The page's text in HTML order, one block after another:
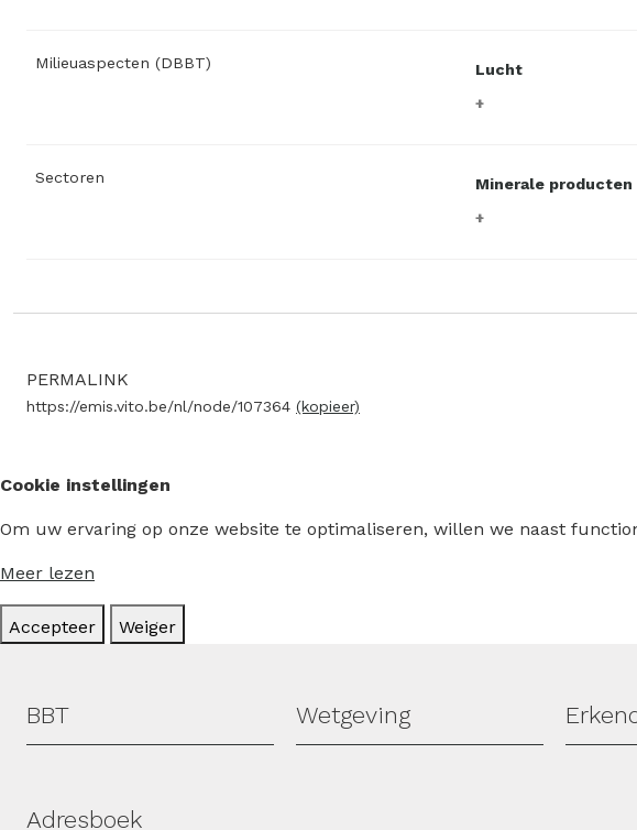
Milieuaspecten (DBBT) Lucht
Sectoren Minerale producten
PERMALINK
https://emis.vito.be/nl/node/107364 (kopieer)
Cookie instellingen
Om uw ervaring op onze website te optimaliseren, willen we naast
Meer lezen
Accepteer Weiger
Hoofdmenu
BBT Wetgeving
Adresboek